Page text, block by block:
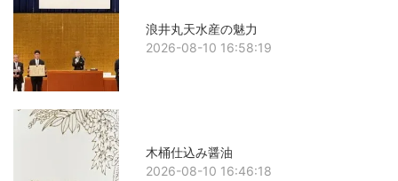
浪井丸天水産の魅力
2026-08-10 16:58:19
木桶仕込み醤油
2026-08-10 16:46:18